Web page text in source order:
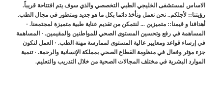
الاساس لمستشفى الخليجي الطبي التخصصي والذي سوف يتم افتتاحة قريباً.
رؤيتنا:: لأجلكم.. نحن نعمل ونأخذ دائما بكل ما هو جديد ومتطور في مجال الطب.
أهدافنا و قيمنا:: متميزين ... لنتمكن من تقديم عناية طبية متميزة لمجتمعنا. ·
المساهمة في رفع وتحسين المستوى الصحي للمواطنين والمقيمين. · المساهمة
في إرساء قواعد ومعايير عالية المستوى لممارسة مهنة الطب. · العمل لنكون
جزء مؤثر وفعال في منظومة القطاع الصحي بمملكة الإنسانية والرحمة. · تنمية
الموارد البشرية في مختلف المجالات الصحية من خلال التدريب والتعليم.